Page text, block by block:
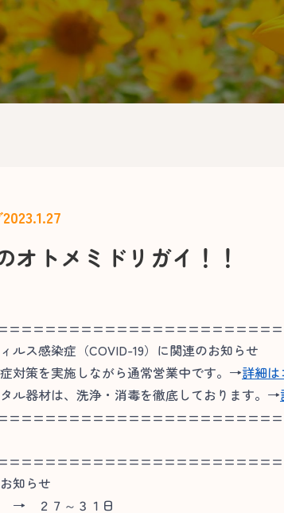
2023.1.27
オトメミドリガイ！！
ルス感染症（COVID-19）に関連のお知らせ
対策を実施しながら通常営業中です。→詳細は
ル器材は、洗浄・消毒を徹底しております。→
知らせ
→ ２７～３１日